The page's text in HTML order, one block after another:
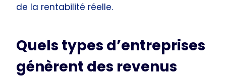
de la rentabilité réelle.
Quels types d’entreprises
génèrent des revenus